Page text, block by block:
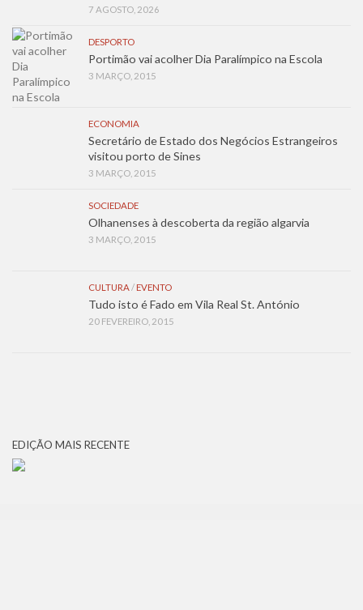
7 AGOSTO, 2026
DESPORTO
Portimão vai acolher Dia Paralímpico na Escola
3 MARÇO, 2015
ECONOMIA
Secretário de Estado dos Negócios Estrangeiros
visitou porto de Sines
3 MARÇO, 2015
SOCIEDADE
Olhanenses à descoberta da região algarvia
3 MARÇO, 2015
CULTURA/ EVENTO
Tudo isto é Fado em Vila Real St. António
20 FEVEREIRO, 2015
EDIÇÃO MAIS RECENTE